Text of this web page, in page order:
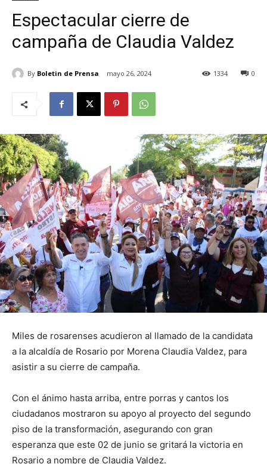
Espectacular cierre de
campaña de Claudia Valdez
By Boletin de Prensa mayo 26, 2024 0
1334
Miles de rosarenses acudieron al llamado de la candidata
a la alcaldía de Rosario por Morena Claudia Valdez, para
asistir a su cierre de campaña.
Con el ánimo hasta arriba, entre porras y cantos los
ciudadanos mostraron su apoyo al proyecto del segundo
piso de la transformación, asegurando con gran
esperanza que este 02 de junio se gritará la victoria en
Rosario a nombre de Claudia Valdez.